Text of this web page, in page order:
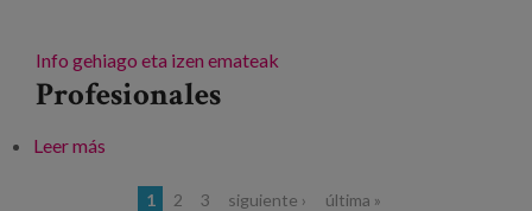
Info gehiago eta izen emateak
Profesionales
Leer más
1 2 3 siguiente › última »